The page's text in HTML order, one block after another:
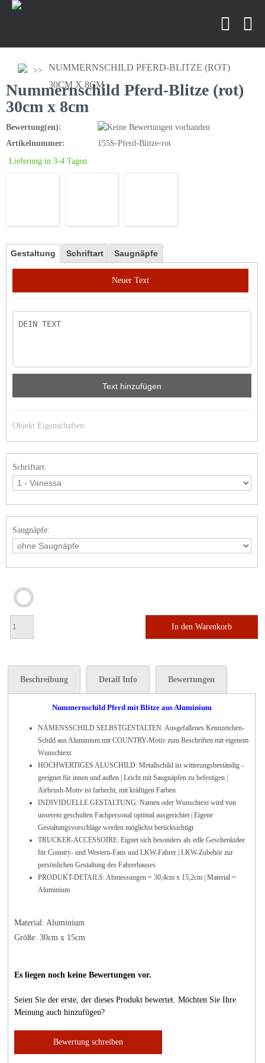
NUMMERNSCHILD PFERD-BLITZE (ROT)
30CM X 8CM
Nummernschild Pferd-Blitze (rot)
30cm x 8cm
Bewertung(en):
Artikelnummer:
155S-Pferd-Blitze-rot
Lieferung in 3-4 Tagen
Gestaltung Schriftart Saugnäpfe
Neuer Text
Text hinzufügen
Objekt Eigenschaften:
Schriftart:
Saugnäpfe:
In den Warenkorb
Beschreibung Detail Info Bewertungen
Nummernschild Pferd mit Blitze aus Aluminium
NAMENSSCHILD SELBSTGESTALTEN: Ausgefallenes Kennzeichen-
Schild aus Aluminium mit COUNTRY-Motiv zum Beschriften mit eigenem
Wunschtext
HOCHWERTIGES ALUSCHILD: Metallschild ist witterungsbeständig -
geeignet für innen und außen | Leicht mit Saugnäpfen zu befestigen |
Airbrush-Motiv ist farbecht, mit kräftigen Farben
INDIVIDUELLE GESTALTUNG: Namen oder Wunschtext wird von
unserem geschulten Fachpersonal optimal ausgerichtet | Eigene
Gestaltungsvorschläge werden möglichst berücksichtigt
TRUCKER-ACCESSOIRE: Eignet sich besonders als edle Geschenkidee
für Country- und Western-Fans und LKW-Fahrer | LKW-Zubehör zur
persönlichen Gestaltung des Fahrerhauses
PRODUKT-DETAILS: Abmessungen = 30,4cm x 15,2cm | Material =
Aluminium
Material: Aluminium
Größe: 30cm x 15cm
Es liegen noch keine Bewertungen vor.
Seien Sie der erste, der dieses Produkt bewertet. Möchten Sie Ihre
Meinung auch hinzufügen?
Bewertung schreiben